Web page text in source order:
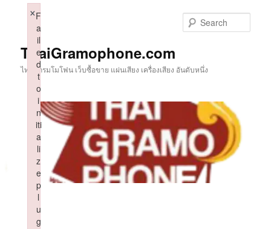
ThaiGramophone.com
ไทยแกรมโมโฟน เว็บซื้อขาย แผ่นเสียง เครื่องเสียง อันดับหนึ่ง
F
a
il
e
d
t
o
i
n
iti
a
li
z
e
p
l
u
g
×